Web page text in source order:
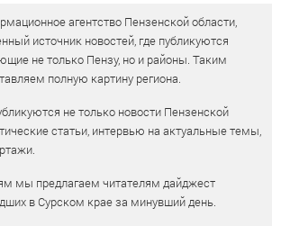
агентство Пензенской области,
источник новостей, где публикуются
не только Пензу, но и районы. Таким
полную картину региона.
не только новости Пензенской
статьи, интервью на актуальные темы,
мы предлагаем читателям дайджест
в Сурском крае за минувший день.